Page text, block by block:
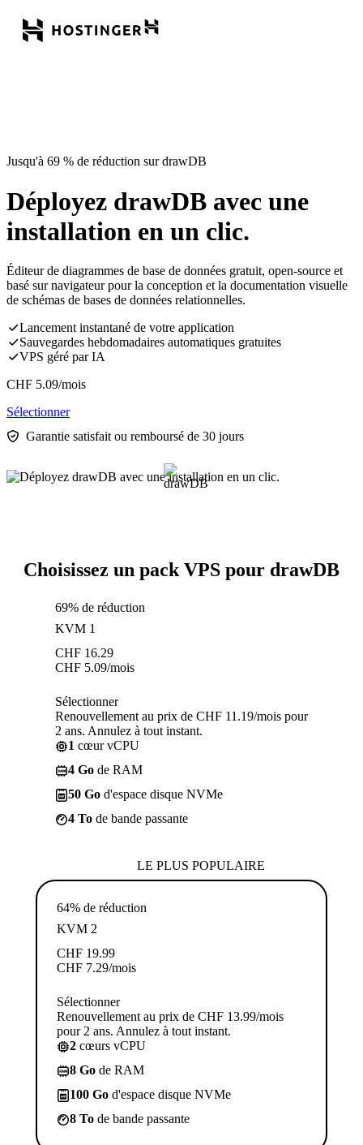
Jusqu'à 69 % de réduction sur drawDB
Déployez drawDB avec une
installation en un clic.
Éditeur de diagrammes de base de données gratuit, open-source et
basé sur navigateur pour la conception et la documentation visuelle
de schémas de bases de données relationnelles.
Lancement instantané de votre application
Sauvegardes hebdomadaires automatiques gratuites
VPS géré par IA
CHF 5.09/mois
Sélectionner
Garantie satisfait ou remboursé de 30 jours
Choisissez un pack VPS pour drawDB
69% de réduction
KVM 1
CHF 16.29
CHF 5.09/mois
Sélectionner
Renouvellement au prix de CHF 11.19/mois pour
2 ans. Annulez à tout instant.
1 cœur vCPU
4 Go de RAM
50 Go d'espace disque NVMe
4 To de bande passante
LE PLUS POPULAIRE
64% de réduction
KVM 2
CHF 19.99
CHF 7.29/mois
Sélectionner
Renouvellement au prix de CHF 13.99/mois
pour 2 ans. Annulez à tout instant.
2 cœurs vCPU
8 Go de RAM
100 Go d'espace disque NVMe
8 To de bande passante